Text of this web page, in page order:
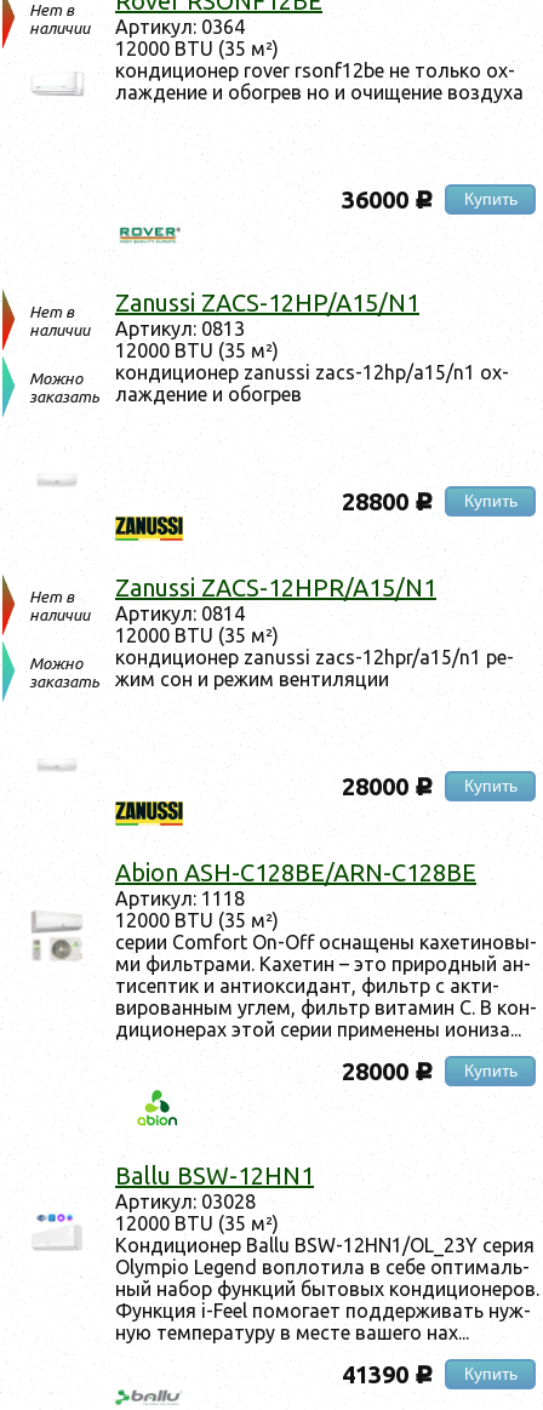
Нет в
наличии
Ар­ти­кул: 0364
12000 BTU (35 м²)
кон­ди­ци­онер rover rsonf12be не толь­ко ох­
лажде­ние и обог­рев но и очи­щение воз­ду­ха
36000 c Купить
Нет в
наличии
Можно
заказать
Zanussi ZACS-12HP/A15/N1
Ар­ти­кул: 0813
12000 BTU (35 м²)
кон­ди­ци­онер zanussi zacs-12hp/a15/n1 ох­
лажде­ние и обог­рев
28800 c Купить
Нет в
наличии
Можно
заказать
Zanussi ZACS-12HPR/A15/N1
Ар­ти­кул: 0814
12000 BTU (35 м²)
кон­ди­ци­онер zanussi zacs-12hpr/a15/n1 ре­
жим сон и ре­жим вен­ти­ляции
28000 c Купить
Abion ASH-C128BE/ARN-C128BE
Ар­ти­кул: 1118
12000 BTU (35 м²)
се­рии Comfort On-Off ос­на­щены ка­хети­новы­
ми филь­тра­ми. Ка­хетин – это при­род­ный ан­
ти­сеп­тик и ан­ти­ок­си­дант, филь­тр с ак­ти­
виро­ван­ным уг­лем, филь­тр ви­тамин С. В кон­
ди­ци­оне­рах этой се­рии при­мене­ны и­они­за...
28000 c Купить
Ballu BSW-12HN1
Ар­ти­кул: 03028
12000 BTU (35 м²)
Кон­ди­ци­онер Ballu BSW-12HN1/OL_23Y се­рия
Olympio Legend воп­ло­тила в се­бе оп­ти­маль­
ный на­бор фун­кций бы­товых кон­ди­ци­оне­ров.
Фун­кция i-Feel по­мога­ет под­держи­вать нуж­
ную тем­пе­рату­ру в мес­те ва­шего нах...
41390 c Купить